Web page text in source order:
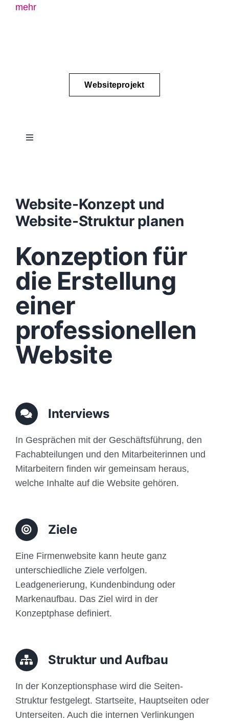
mehr
Websiteprojekt
Toggle
Konzept
Content
Funktionen
Aufbau
Anfrage
Website-Konzept und
Website-Struktur planen
Konzeption für
die Erstellung
einer
professionellen
Website
Interviews
In Gesprächen mit der Geschäftsführung, den
Fachabteilungen und den Mitarbeiterinnen und
Mitarbeitern finden wir gemeinsam heraus,
welche Inhalte auf die Website gehören.
Ziele
Eine Firmenwebsite kann heute ganz
unterschiedliche Ziele verfolgen.
Leadgenerierung, Kundenbindung oder
Markenaufbau. Das Ziel wird in der
Konzeptphase definiert.
Struktur und Aufbau
In der Konzeptionsphase wird die Seiten-
Struktur festgelegt. Startseite, Hauptseiten oder
Unterseiten. Auch die internen Verlinkungen